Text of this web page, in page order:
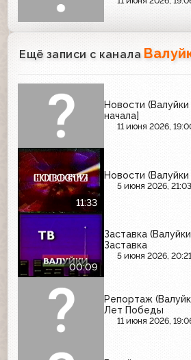
Ещё записи с канала
Новости
начала]
11 июня 2026,
11:33
Новости
5 июня 2026, 21:03
00:09
Заставка
Заставка
5 июня 2026,
Репортаж
Лет Победы
11 июня 2026,